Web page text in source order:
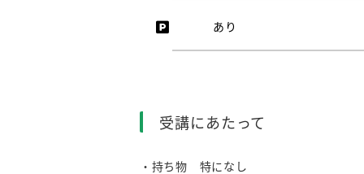
あり
受講にあたって
・持ち物 特になし